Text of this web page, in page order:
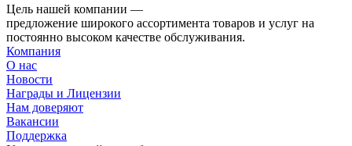
Цель нашей компании —
предложение широкого ассортимента товаров и услуг на
постоянно высоком качестве обслуживания.
Компания
О нас
Новости
Награды и Лицензии
Нам доверяют
Вакансии
Поддержка